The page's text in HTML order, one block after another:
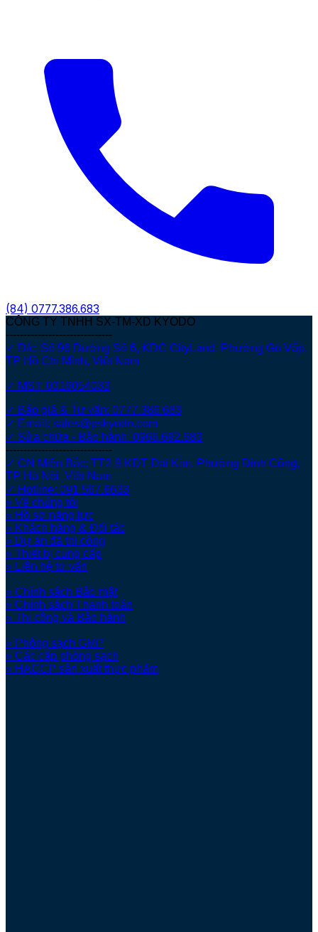
(84) 0777.386.683
CÔNG TY TNHH SX-TM-XD KYODO
------------------------------
✓ Đ/c: Số 96 Đường Số 6, KDC CityLand, Phường Gò Vấp,
TP Hồ Chí Minh, Việt Nam
✓ MST: 0316054033
✓ Báo giá & Tư vấn: 0777.386.683
✓ Email: sales@pskyodo.com
✓ Sửa chữa - Bảo hành: 0966.692.683
------------------------------
✓ CN Miền Bắc: TT2-9 KĐT Đại Kim, Phường Định Công,
TP Hà Nội, Việt Nam
✓ Hotline: 091.567.6633
» Về chúng tôi
» Hồ sơ năng lực
» Khách hàng & Đối tác
» Dự án đã thi công
» Thiết bị cung cấp
» Liên hệ tư vấn
» Chính sách Bảo mật
» Chính sách Thanh toán
» Thi công và Bảo hành
» Phòng sạch GMP
» Các cấp phòng sạch
» HACCP sản xuất thực phẩm